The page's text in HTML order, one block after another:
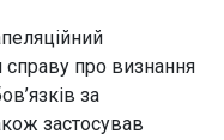
справу про визнання
за
застосував